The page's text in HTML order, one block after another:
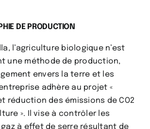
DE PRODUCTION
l’agriculture biologique n’est
une méthode de production,
envers la terre et les
adhère au projet «
réduction des émissions de CO2
». Il vise à contrôler les
à effet de serre résultant de